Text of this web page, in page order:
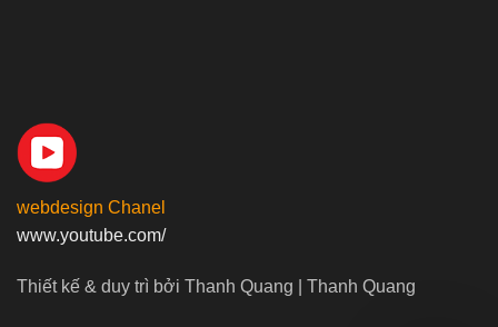
webdesign Chanel
www.youtube.com/
Thiết kế & duy trì bởi Thanh Quang | Thanh Quang